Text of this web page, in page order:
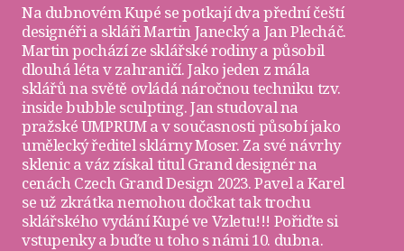
Na dubnovém Kupé se potkají dva přední čeští
designéři a sklářiMartin Janeckýa Jan Plecháč.
Martin pochází ze sklářské rodiny a působil
dlouhá léta v zahraničí. Jako jeden z mála
sklářů na světě ovládá náročnou techniku tzv.
inside bubble sculpting. Jan studoval na
pražské UMPRUM a v současnosti působí jako
umělecký ředitel sklárny Moser. Za své návrhy
sklenic a váz získal titul Grand designér na
cenách Czech Grand Design 2023. Pavel a Karel
se už zkrátka nemohou dočkat tak trochu
sklářského vydání Kupé ve Vzletu!!! Pořiďte si
vstupenkya buďte u toho s námi 10. dubna.